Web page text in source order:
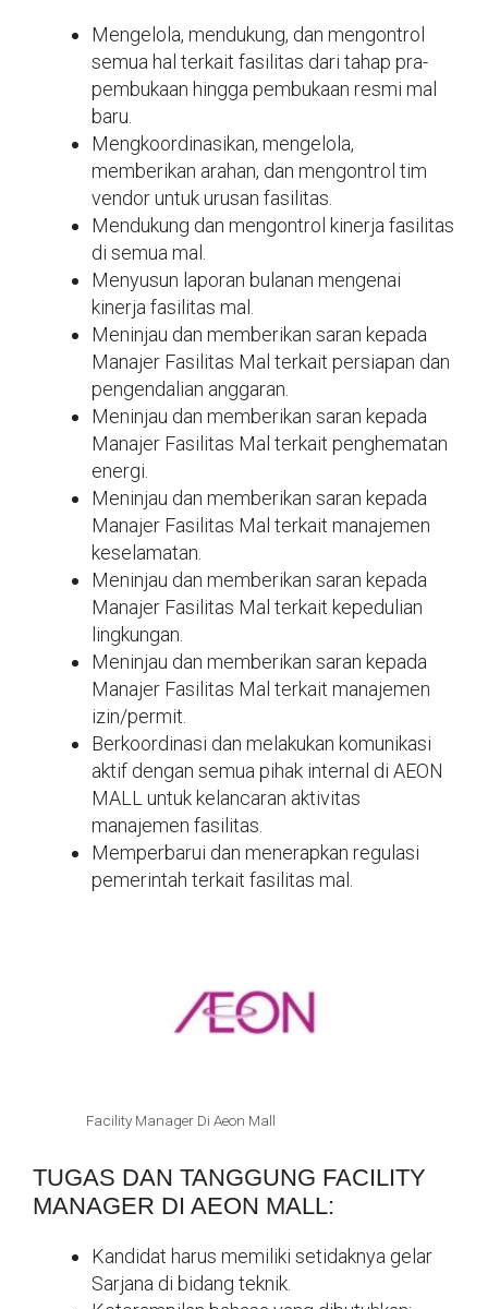
Mengelola, mendukung, dan mengontrol
semua hal terkait fasilitas dari tahap pra-
pembukaan hingga pembukaan resmi mal
baru.
Mengkoordinasikan, mengelola,
memberikan arahan, dan mengontrol tim
vendor untuk urusan fasilitas.
Mendukung dan mengontrol kinerja fasilitas
di semua mal.
Menyusun laporan bulanan mengenai
kinerja fasilitas mal.
Meninjau dan memberikan saran kepada
Manajer Fasilitas Mal terkait persiapan dan
pengendalian anggaran.
Meninjau dan memberikan saran kepada
Manajer Fasilitas Mal terkait penghematan
energi.
Meninjau dan memberikan saran kepada
Manajer Fasilitas Mal terkait manajemen
keselamatan.
Meninjau dan memberikan saran kepada
Manajer Fasilitas Mal terkait kepedulian
lingkungan.
Meninjau dan memberikan saran kepada
Manajer Fasilitas Mal terkait manajemen
izin/permit.
Berkoordinasi dan melakukan komunikasi
aktif dengan semua pihak internal di AEON
MALL untuk kelancaran aktivitas
manajemen fasilitas.
Memperbarui dan menerapkan regulasi
pemerintah terkait fasilitas mal.
Facility Manager Di Aeon Mall
TUGAS DAN TANGGUNG FACILITY
MANAGER DI AEON MALL:
Kandidat harus memiliki setidaknya gelar
Sarjana di bidang teknik.